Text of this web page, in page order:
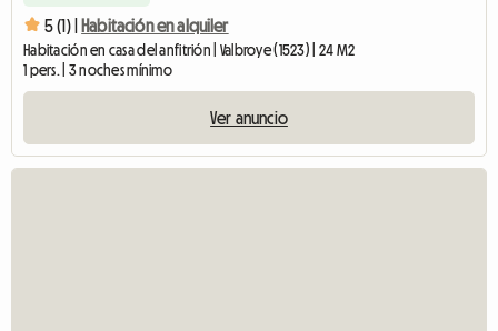
5 (1) | Habitación en alquiler
Habitación en casa del anfitrión | Valbroye (1523) | 24 M2
1 pers. | 3 noches mínimo
Ver anuncio